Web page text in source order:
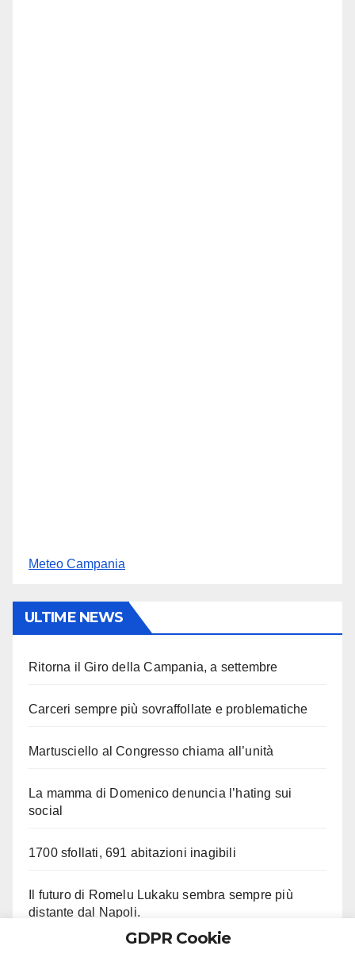
Meteo Campania
ULTIME NEWS
Ritorna il Giro della Campania, a settembre
Carceri sempre più sovraffollate e problematiche
Martusciello al Congresso chiama all’unità
La mamma di Domenico denuncia l’hating sui
social
1700 sfollati, 691 abitazioni inagibili
Il futuro di Romelu Lukaku sembra sempre più
distante dal Napoli.
GDPR Cookie